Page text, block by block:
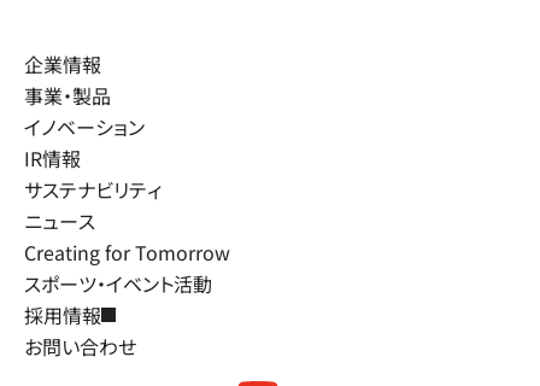
企業情報
事業・製品
イノベーション
IR情報
サステナビリティ
ニュース
Creating for Tomorrow
スポーツ・イベント活動
採用情報
お問い合わせ